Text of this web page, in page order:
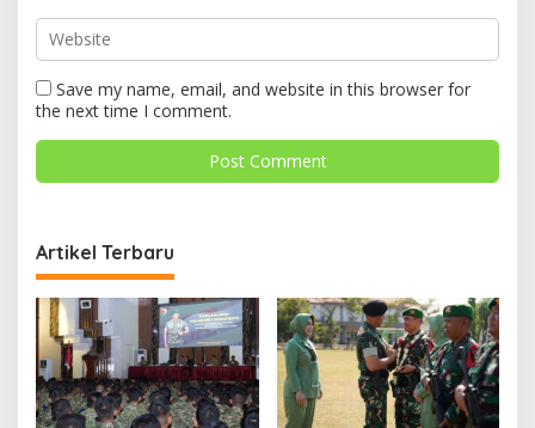
Save my name, email, and website in this browser for
the next time I comment.
Artikel Terbaru